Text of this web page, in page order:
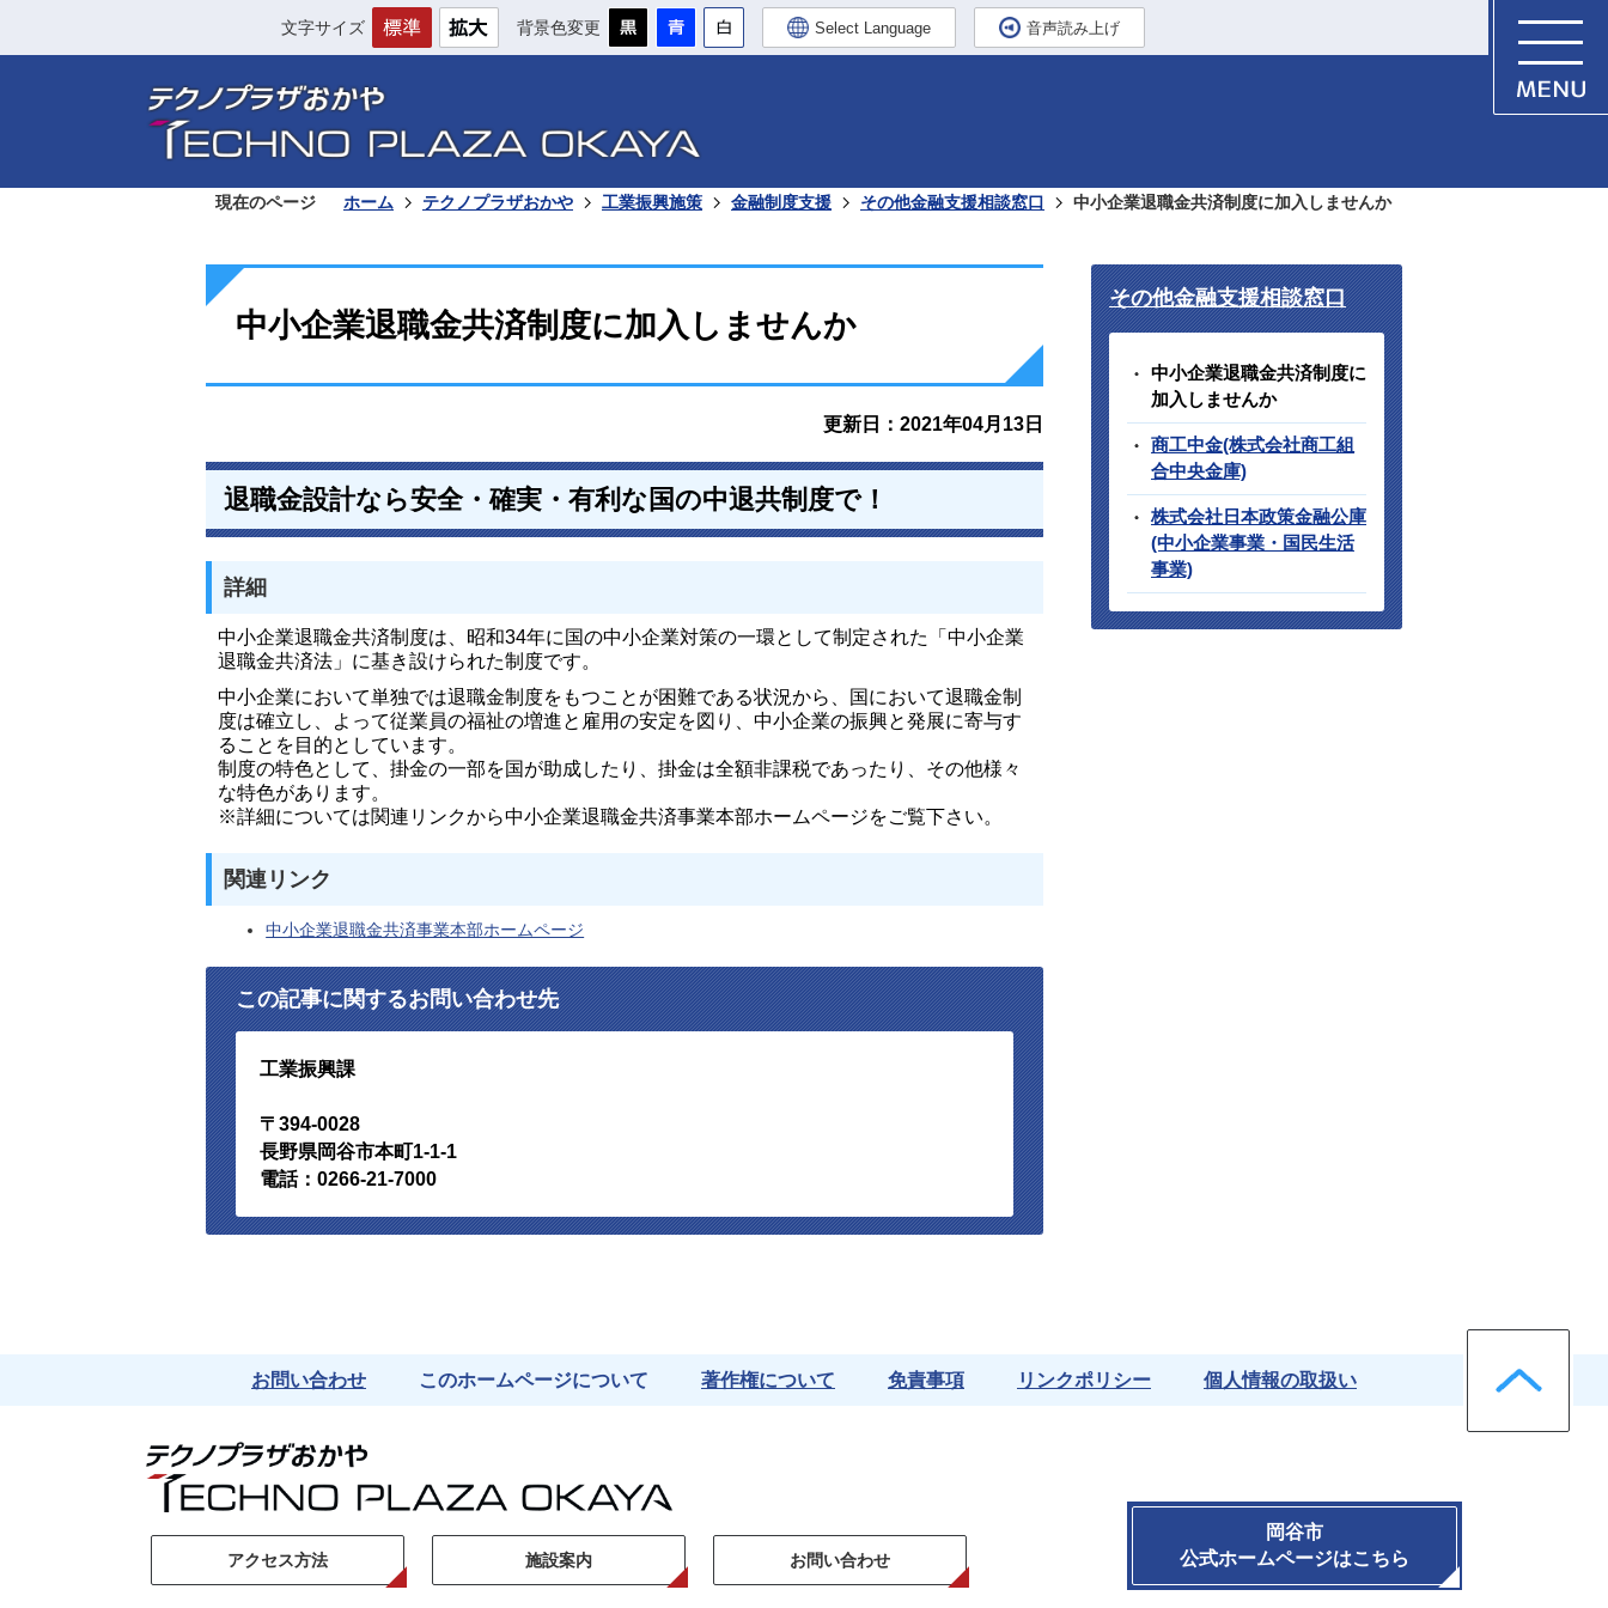
文字サイズ 背景色変更 Select Language 音声読み上げ
現在のページ ホーム テクノプラザおかや 工業振興施策 金融制度支援 その他金融支援相談窓口 中小企業退職金共済制度に加入しませんか
中小企業退職金共済制度に加入しませんか
更新日：2021年04月13日
退職金設計なら安全・確実・有利な国の中退共制度で！
詳細
中小企業退職金共済制度は、昭和34年に国の中小企業対策の一環として制定された「中小企業
退職金共済法」に基き設けられた制度です。
中小企業において単独では退職金制度をもつことが困難である状況から、国において退職金制
度は確立し、よって従業員の福祉の増進と雇用の安定を図り、中小企業の振興と発展に寄与す
ることを目的としています。
制度の特色として、掛金の一部を国が助成したり、掛金は全額非課税であったり、その他様々
な特色があります。
※詳細については関連リンクから中小企業退職金共済事業本部ホームページをご覧下さい。
関連リンク
中小企業退職金共済事業本部ホームページ
この記事に関するお問い合わせ先
工業振興課
〒394-0028
長野県岡谷市本町1-1-1
電話：0266-21-7000
その他金融支援相談窓口
中小企業退職金共済制度に
加入しませんか
商工中金(株式会社商工組
合中央金庫)
株式会社日本政策金融公庫
(中小企業事業・国民生活
事業)
お問い合わせ このホームページについて 著作権について 免責事項 リンクポリシー 個人情報の取扱い
アクセス方法 施設案内 お問い合わせ
岡谷市
公式ホームページはこちら